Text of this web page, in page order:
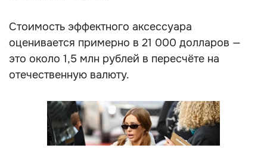
Стоимость эффектного аксессуара
оценивается примерно в 21 000 долларов —
это около 1,5 млн рублей в пересчёте на
отечественную валюту.